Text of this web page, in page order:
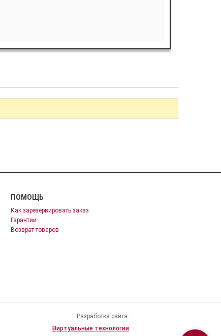
ПОМОЩЬ
Как зарезервировать заказ
Гарантии
Возврат товаров
Разработка сайта:
Виртуальные технологии